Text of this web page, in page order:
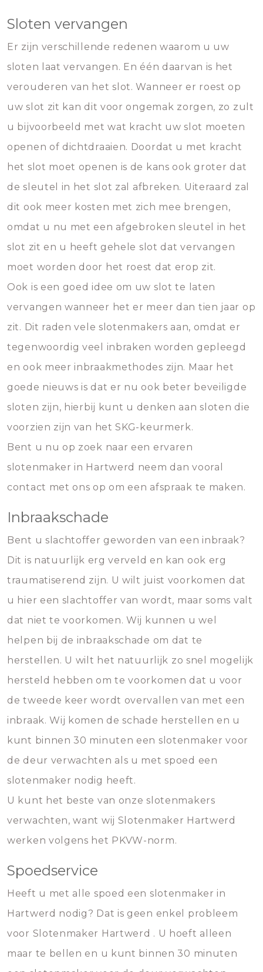
Sloten vervangen
Er zijn verschillende redenen waarom u uw
sloten laat vervangen. En één daarvan is het
verouderen van het slot. Wanneer er roest op
uw slot zit kan dit voor ongemak zorgen, zo zult
u bijvoorbeeld met wat kracht uw slot moeten
openen of dichtdraaien. Doordat u met kracht
het slot moet openen is de kans ook groter dat
de sleutel in het slot zal afbreken. Uiteraard zal
dit ook meer kosten met zich mee brengen,
omdat u nu met een afgebroken sleutel in het
slot zit en u heeft gehele slot dat vervangen
moet worden door het roest dat erop zit.
Ook is een goed idee om uw slot te laten
vervangen wanneer het er meer dan tien jaar op
zit. Dit raden vele slotenmakers aan, omdat er
tegenwoordig veel inbraken worden gepleegd
en ook meer inbraakmethodes zijn. Maar het
goede nieuws is dat er nu ook beter beveiligde
sloten zijn, hierbij kunt u denken aan sloten die
voorzien zijn van het SKG-keurmerk.
Bent u nu op zoek naar een ervaren
slotenmaker in Hartwerd neem dan vooral
contact met ons op om een afspraak te maken.
Inbraakschade
Bent u slachtoffer geworden van een inbraak?
Dit is natuurlijk erg verveld en kan ook erg
traumatiserend zijn. U wilt juist voorkomen dat
u hier een slachtoffer van wordt, maar soms valt
dat niet te voorkomen. Wij kunnen u wel
helpen bij de inbraakschade om dat te
herstellen. U wilt het natuurlijk zo snel mogelijk
hersteld hebben om te voorkomen dat u voor
de tweede keer wordt overvallen van met een
inbraak. Wij komen de schade herstellen en u
kunt binnen 30 minuten een slotenmaker voor
de deur verwachten als u met spoed een
slotenmaker nodig heeft.
U kunt het beste van onze slotenmakers
verwachten, want wij Slotenmaker Hartwerd
werken volgens het PKVW-norm.
Spoedservice
Heeft u met alle spoed een slotenmaker in
Hartwerd nodig? Dat is geen enkel probleem
voor Slotenmaker Hartwerd . U hoeft alleen
maar te bellen en u kunt binnen 30 minuten